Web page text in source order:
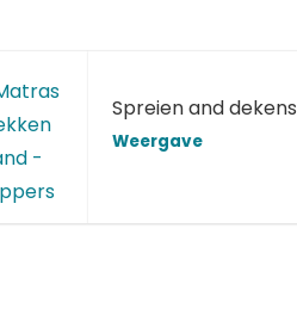
Spreien and dekens
Weergave